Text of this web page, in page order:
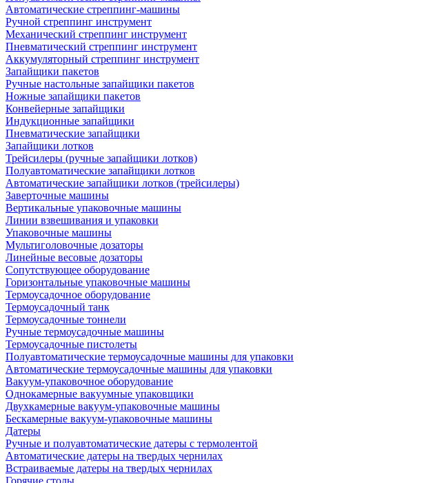
Автоматические стреппинг-машины
Ручной стреппинг инструмент
Механический стреппинг инструмент
Пневматический стреппинг инструмент
Аккумуляторный стреппинг инструмент
Запайщики пакетов
Ручные настольные запайщики пакетов
Ножные запайщики пакетов
Конвейерные запайщики
Индукционные запайщики
Пневматические запайщики
Запайщики лотков
Трейсилеры (ручные запайщики лотков)
Полуавтоматические запайщики лотков
Автоматические запайщики лотков (трейсилеры)
Заверточные машины
Вертикальные упаковочные машины
Линии взвешивания и упаковки
Упаковочные машины
Мультиголовочные дозаторы
Линейные весовые дозаторы
Сопутствующее оборудование
Горизонтальные упаковочные машины
Термоусадочное оборудование
Термоусадочный танк
Термоусадочные тоннели
Ручные термоусадочные машины
Термоусадочные пистолеты
Полуавтоматические термоусадочные машины для упаковки
Автоматические термоусадочные машины для упаковки
Вакуум-упаковочное оборудование
Однокамерные вакуумные упаковщики
Двухкамерные вакуум-упаковочные машины
Бескамерные вакуум-упаковочные машины
Датеры
Ручные и полуавтоматические датеры с термолентой
Автоматические датеры на твердых чернилах
Встраиваемые датеры на твердых чернилах
Горячие столы